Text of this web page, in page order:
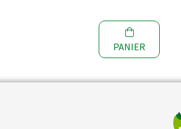
PANIER